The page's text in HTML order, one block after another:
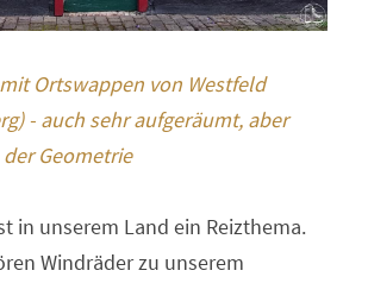
Ortswappen von Westfeld
- auch sehr aufgeräumt, aber
Geometrie
in unserem Land ein Reizthema.
Windräder zu unserem